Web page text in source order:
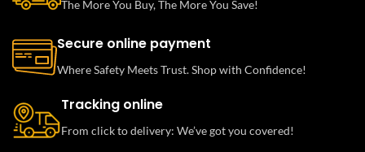
The More You Buy, The More You Save!
Secure online payment
Where Safety Meets Trust. Shop with Confidence!
Tracking online
From click to delivery: We’ve got you covered!